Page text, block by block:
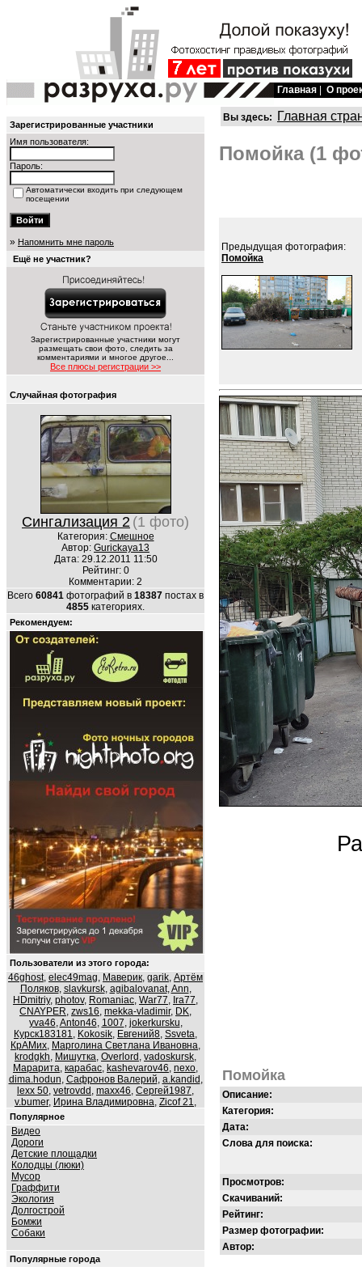
Главная О
Зарегистрированные участники
Имя пользователя:
Пароль:
Автоматически входить при следующем
посещении
» Напомнить мне пароль
Ещё не участник?
Зарегистрированные участники могут
размещать свои фото, следить за
комментариями и многое другое...
Все плюсы регистрации >>
Случайная фотография
Сингализация 2 (1 фото)
Категория: Смешное
Автор: Gurickaya13
Дата: 29.12.2011 11:50
Рейтинг: 0
Комментарии: 2
Всего 60841 фотографий в 18387 постах в
4855 категориях.
Рекомендуем:
Пользователи из этого города:
46ghost, elec49mag, Маверик, garik, Артём
Поляков, slavkursk, agibalovanat,Ann,
HDmitriy, photov, Romaniac, War77, Ira77,
CNAYPER, zws16, mekka-vladimir, DK,
yva46,Anton46, 1007, jokerkursku,
Курск183181, Kokosik, Евгений8, Ssveta,
КрАМих, Марголина Светлана Ивановна,
krodgkh, Мишутка, Overlord , vadoskursk,
Марарита, карабас, kashevarov46, nexo,
dima.hodun, Сафронов Валерий, a.kandid ,
lexx 50, vetrovdd , maxx46, Сергей1987,
v.bumer, Ирина Владимировна, Zicof 21,
Популярное
Видео
Дороги
Детские площадки
Колодцы (люки)
Мусор
Граффити
Экология
Долгострой
Бомжи
Собаки
Популярные города
Вы здесь: Главная
Помойка (1
Предыдущая фотография:
Помойка
Помойка
Описание:
Категория:
Дата:
Слова для поиска:
Просмотров:
Скачиваний:
Рейтинг:
Размер фотографии:
Автор: